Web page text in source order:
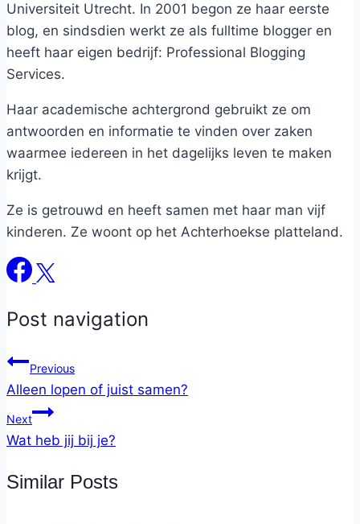
Universiteit Utrecht. In 2001 begon ze haar eerste
blog, en sindsdien werkt ze als fulltime blogger en
heeft haar eigen bedrijf: Professional Blogging
Services.
Haar academische achtergrond gebruikt ze om
antwoorden en informatie te vinden over zaken
waarmee iedereen in het dagelijks leven te maken
krijgt.
Ze is getrouwd en heeft samen met haar man vijf
kinderen. Ze woont op het Achterhoekse platteland.
Post navigation
Previous
Alleen lopen of juist samen?
Next
Wat heb jij bij je?
Similar Posts